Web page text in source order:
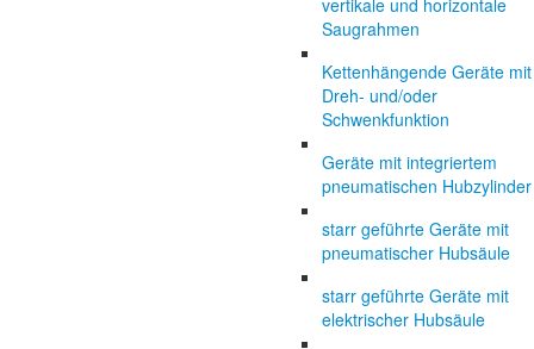
vertikale und horizontale
Saugrahmen
Kettenhängende Geräte mit
Dreh- und/oder
Schwenkfunktion
Geräte mit integriertem
pneumatischen Hubzylinder
starr geführte Geräte mit
pneumatischer Hubsäule
starr geführte Geräte mit
elektrischer Hubsäule